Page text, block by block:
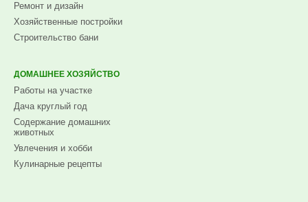
Ремонт и дизайн
Хозяйственные постройки
Строительство бани
ДОМАШНЕЕ ХОЗЯЙСТВО
Работы на участке
Дача круглый год
Содержание домашних
животных
Увлечения и хобби
Кулинарные рецепты